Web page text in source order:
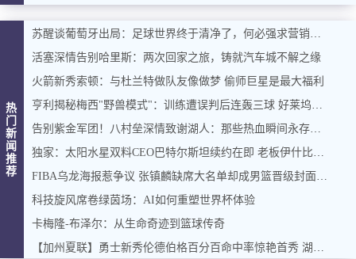
热
门
新
闻
推
荐
苏醒谈葡萄牙出局：足球世界终于清净了，何必强求营销式结局
活塞深情告别哈里斯：两次回家之旅，铸就汽车城不解之缘
火箭新秀索顿：与杜兰特做队友像做梦 偷师巨星是最大福利
亨利揭秘梅西"野兽模式"：训练遭误判后连轰三球 好莱坞都不敢这么编
告别紫金军团！八村垒深情致谢湖人：那些热血瞬间永存心底
独家：太阳水星双料CEO巴特尔斯坦续约在即 老板伊什比亚直言"他是不可替代的拼图"
FIBA乌龙海报惹争议 张镇麟缺席大名单却成男篮晋级封面主角
科技旋风席卷绿茵场：AI如何重塑世界杯体验
卡梅隆-布泽尔：从生命奇迹到篮球传奇
【加州夏联】勇士新秀伦德伯格百分百命中率惊艳首秀 湖人遭32分血洗